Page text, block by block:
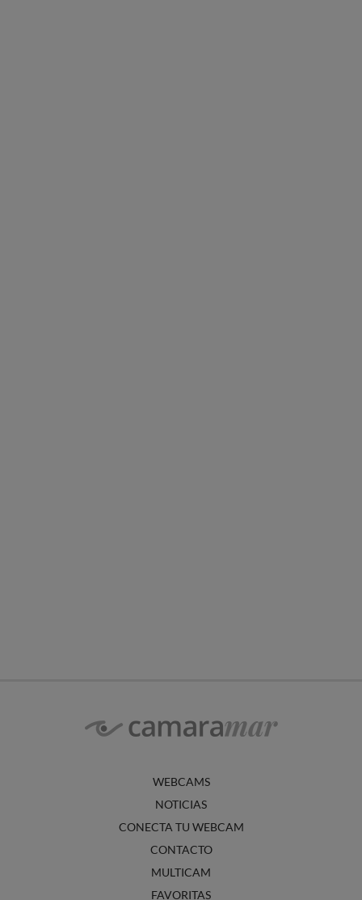
WEBCAMS
NOTICIAS
CONECTA TU WEBCAM
CONTACTO
MULTICAM
FAVORITAS